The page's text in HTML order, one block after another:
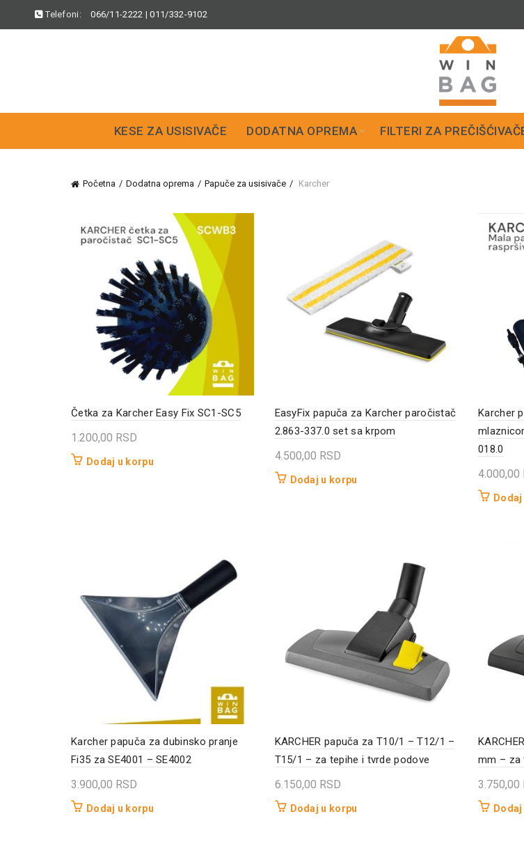
Telefoni: 066/11-2222 |011/332-9102
KESE ZA USISIVAČE DODATNA OPREMA FILTERI ZA
Početna Dodatna oprema Papuče za usisivače Karcher
Četka za Karcher Easy Fix SC1-SC5
1.200,00 RSD
Dodaj u korpu
EasyFix papuča za Karcher paročistač
2.863-337.0 set sa krpom
4.500,00 RSD
Dodaj u korpu
Karcher
018.0
4.000,00
Karcher papuča za dubinsko pranje
Fi35 za SE4001 – SE4002
3.900,00 RSD
Dodaj u korpu
KARCHER papuča za T10/1 – T12/1 –
T15/1 – za tepihe i tvrde podove
6.150,00 RSD
Dodaj u korpu
mm – za
3.750,00